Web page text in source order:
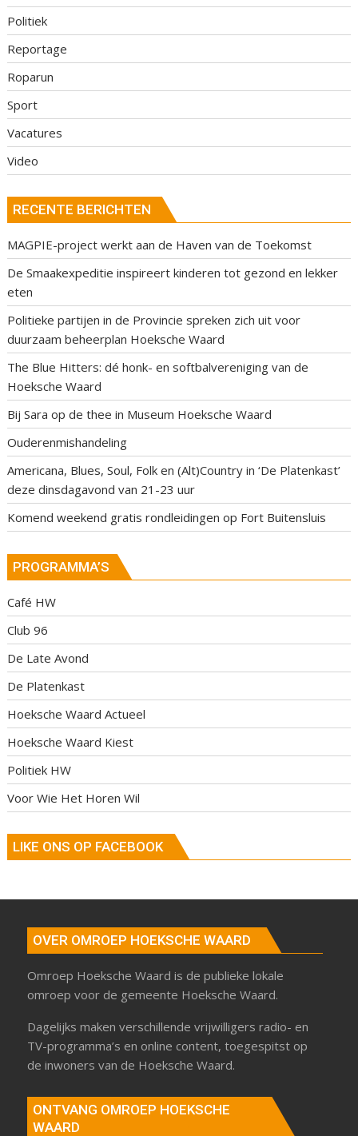
Politiek
Reportage
Roparun
Sport
Vacatures
Video
RECENTE BERICHTEN
MAGPIE-project werkt aan de Haven van de Toekomst
De Smaakexpeditie inspireert kinderen tot gezond en lekker
eten
Politieke partijen in de Provincie spreken zich uit voor
duurzaam beheerplan Hoeksche Waard
The Blue Hitters: dé honk- en softbalvereniging van de
Hoeksche Waard
Bij Sara op de thee in Museum Hoeksche Waard
Ouderenmishandeling
Americana, Blues, Soul, Folk en (Alt)Country in ‘De Platenkast’
deze dinsdagavond van 21-23 uur
Komend weekend gratis rondleidingen op Fort Buitensluis
PROGRAMMA’S
Café HW
Club 96
De Late Avond
De Platenkast
Hoeksche Waard Actueel
Hoeksche Waard Kiest
Politiek HW
Voor Wie Het Horen Wil
LIKE ONS OP FACEBOOK
OVER OMROEP HOEKSCHE WAARD
Omroep Hoeksche Waard is de publieke lokale
omroep voor de gemeente Hoeksche Waard.
Dagelijks maken verschillende vrijwilligers radio- en
TV-programma’s en online content, toegespitst op
de inwoners van de Hoeksche Waard.
ONTVANG OMROEP HOEKSCHE
WAARD